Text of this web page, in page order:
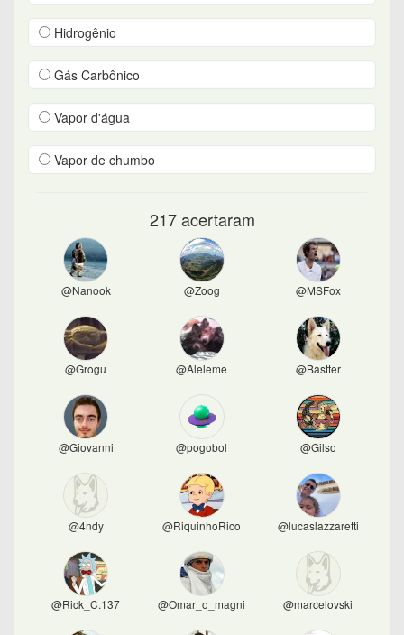
Hidrogênio
Gás Carbônico
Vapor d'água
Vapor de chumbo
217 acertaram
@Nanook @Zoog @MSFox
@Grogu @Aleleme @Bastter
@Giovanni @pogobol @Gilso
@4ndy @RiquinhoRico @lucaslazzaretti
@Rick_C.137 @Omar_o_magnifico @marcelovski